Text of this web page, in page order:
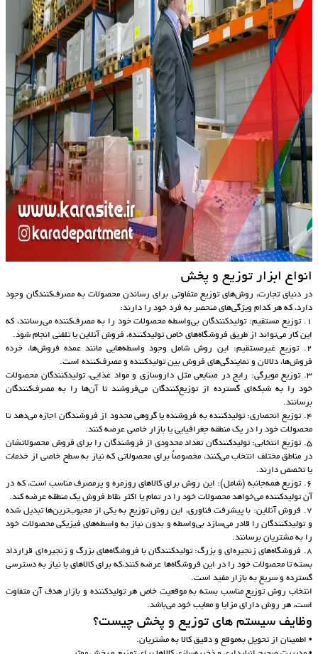
انواع ابزار توزیع و پخش
در دنیای تجارت، روش‌های توزیع متفاوتی برای رساندن محصولات به مصرف‌کنندگان وجود
دارد، که هر کدام ویژگی‌های منحصر به فرد خود را دارند:
1. توزیع مستقیم: تولیدکنندگان بی‌واسطه محصولات خود را به مصرف‌کننده می‌رسانند، که
این کار می‌تواند از طریق فروشگاه‌های خاص تولیدکننده، فروش آنلاین یا تلفنی انجام شود.
2. توزیع غیرمستقیم: این روش شامل وجود واسطه‌هایی مانند عمده فروش‌ها، خرده
فروش‌ها، دلالان و نمایندگی‌های فروش بین تولیدکننده و مصرف‌کننده است.
3. توزیع مویرگی: رایج در صنایعی مثل داروسازی و مواد غذایی، تولیدکنندگان محصولات
خود را به شبکه‌ای گسترده از توزیع‌کنندگان می‌فروشند تا آن‌ها را به مصرف‌کنندگان
برسانند.
4. توزیع انحصاری: تولیدکننده به فروشنده یا گروهی محدود از فروشندگان اجازه می‌دهد تا
محصولات خود را در یک منطقه جغرافیایی یا بازار خاصی عرضه کنند.
5. توزیع انتخابی: تولیدکنندگان تعداد محدودی از فروشندگان را برای فروش محصولاتشان
در مناطق مختلف انتخاب می‌کنند، مخصوصاً برای محصولاتی که نیاز به سطح خاصی از خدمات
یا تخصص دارند.
6. توزیع همه‌جانبه (شامل): این روش برای کالاهای روزمره و پرمصرف مناسب است، که در
آن تولیدکننده می‌خواهد محصولات خود را در تمام یا اکثر نقاط فروش یک منطقه عرضه کند.
7. فروش آنلاین: با پیشرفت فناوری، این روش توزیع به یکی از محبوب‌ترین‌ها تبدیل شده
و تولیدکنندگان را قادر می‌سازد بی‌واسطه و بدون نیاز به واسطه‌های فیزیکی محصولات خود
را به مشتریان برسانند.
8. فروشگاه‌های زنجیره‌ای و بزرگ: تولیدکنندگان با فروشگاه‌های بزرگ و زنجیره‌ای قرارداد
بسته تا محصولات خود را در این فروشگاه‌ها عرضه کنند،که برای کالاهای با نیاز به دسترسی
گسترده و سریع به بازار مفید است.
انتخاب روش توزیع مناسب بسته به موقعیت خاص هر تولیدکننده و بازار هدف آن متفاوت
است، هر روش دارای مزایا و معایب خود می‌باشد.
وظایف سیستم های توزیع و پخش چیست؟
• اطمینان از تحویل به‌موقع و دقیق کالا به مشتریان.